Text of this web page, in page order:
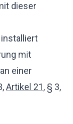
dieser
installiert
mit
einer
Artikel 21, § 3,